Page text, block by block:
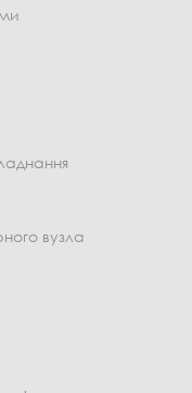
вузла